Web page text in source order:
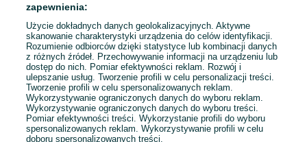
E-mail
Hasło
zapewnienia:
Użycie dokładnych danych geolokalizacyjnych. Aktywne
skanowanie charakterystyki urządzenia do celów identyfikacji.
Rozumienie odbiorców dzięki statystyce lub kombinacji danych
z różnych źródeł. Przechowywanie informacji na urządzeniu lub
dostęp do nich. Pomiar efektywności reklam. Rozwój i
ulepszanie usług. Tworzenie profili w celu personalizacji treści.
Tworzenie profili w celu spersonalizowanych reklam.
Wykorzystywanie ograniczonych danych do wyboru reklam.
Wykorzystywanie ograniczonych danych do wyboru treści.
Pomiar efektywności treści. Wykorzystanie profili do wyboru
spersonalizowanych reklam. Wykorzystywanie profili w celu
doboru spersonalizowanych treści.